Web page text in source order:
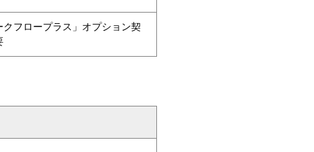
フロープラス」オプション契